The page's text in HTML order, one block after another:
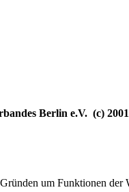
Berlin e.V. (c)
um Funktionen